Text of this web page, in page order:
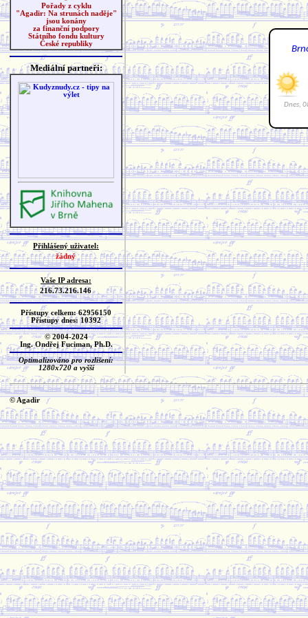
Pořady z cyklu
"Agadir: Na strunách naděje"
jsou konány
za finanční podpory
Státního fondu kultury
České republiky
Mediální partneři:
Přihlášený uživatel:
žádný
Vaše IP adresa:
216.73.216.146
Přístupy celkem: 62956150
Přístupy dnes: 10392
© 2004-2024
Ing. Ondřej Fuciman, Ph.D.
Optimalizováno pro rozlišení:
1280x720 a vyšší
© Agadir